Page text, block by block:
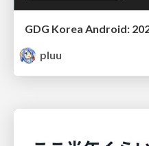
pluu